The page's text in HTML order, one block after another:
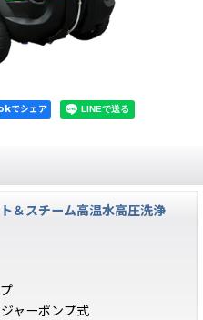
でシェア
＆スチーム高温水高圧洗浄
ャーポンプ式